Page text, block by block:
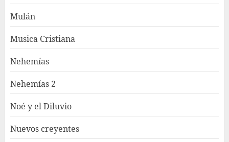
Mulán
Musica Cristiana
Nehemías
Nehemías 2
Noé y el Diluvio
Nuevos creyentes